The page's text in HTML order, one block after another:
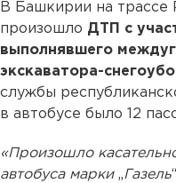
В Башкирии на
произошло ДТП с
выполнявшего
экскаватора-
службы
в автобусе было 12
«Произошло
автобуса марки „Газель“